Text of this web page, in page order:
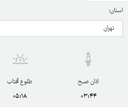
استان:
اذان صبح
۰۳:۴۴
طلوع آفتاب
۰۵:۱۸